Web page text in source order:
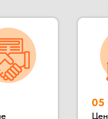
зданий «под ключ»,
готовые переводные
охраны, КПП, бытовки
расположение позволяет
убедиться в качестве